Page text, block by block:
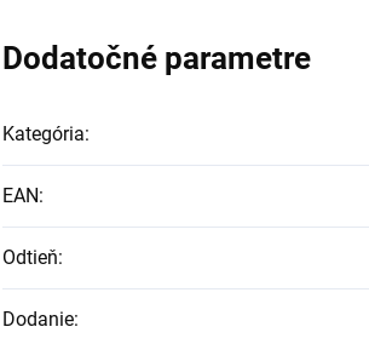
Dodatočné parametre
Kategória:
EAN:
Odtieň:
Dodanie: